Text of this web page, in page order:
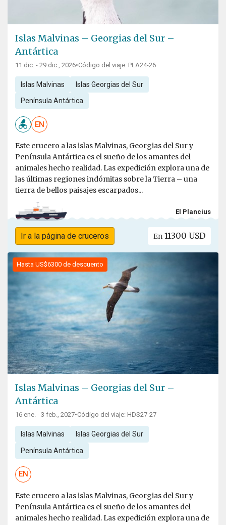
Islas Malvinas – Georgias del Sur –
Antártica
11 dic. - 29 dic., 2026•Código del viaje: PLA24-26
Islas Malvinas Islas Georgias del Sur
Península Antártica
EN
Este crucero a las islas Malvinas, Georgias del Sur y
Península Antártica es el sueño de los amantes del
animales hecho realidad. Las expedición explora una de
las últimas regiones indómitas sobre la Tierra – una
tierra de bellos paisajes escarpados...
El Plancius
Ir a la página de cruceros En 11300 USD
Hasta US$6300 de descuento
Islas Malvinas – Georgias del Sur –
Antártica
16 ene. - 3 feb., 2027•Código del viaje: HDS27-27
Islas Malvinas Islas Georgias del Sur
Península Antártica
EN
Este crucero a las islas Malvinas, Georgias del Sur y
Península Antártica es el sueño de los amantes del
animales hecho realidad. Las expedición explora una de